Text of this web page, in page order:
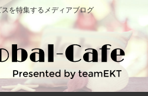
を特集するメディアブログ